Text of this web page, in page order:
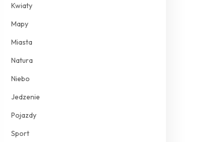
Kwiaty
Mapy
Miasta
Natura
Niebo
Jedzenie
Pojazdy
Sport